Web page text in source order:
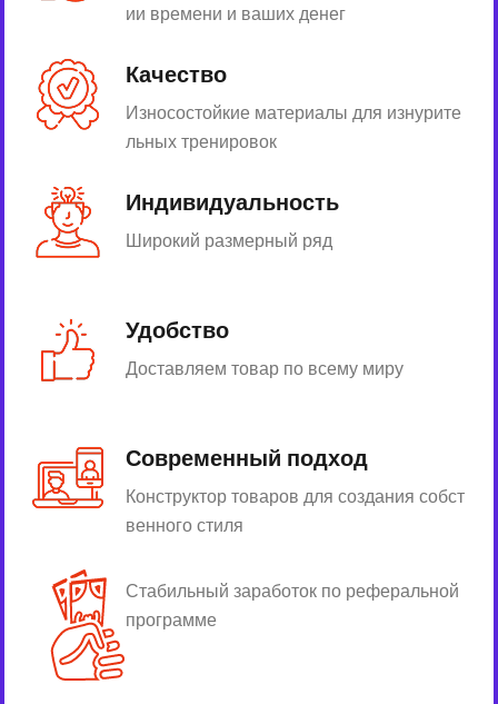
ии времени и ваших денег
Качество
Износостойкие материалы для изнурите
льных тренировок
Индивидуальность
Широкий размерный ряд
Удобство
Доставляем товар по всему миру
Современный подход
Конструктор товаров для создания собст
венного стиля
Стабильный заработок по реферальной
программе